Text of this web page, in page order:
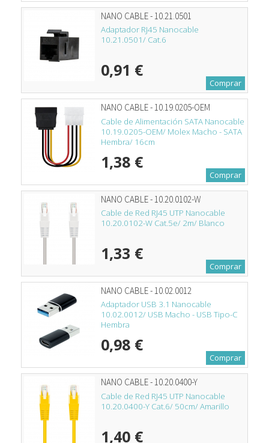
NANO CABLE - 10.21.0501
Adaptador RJ45 Nanocable
10.21.0501/ Cat.6
0,91 €
Comprar
NANO CABLE - 10.19.0205-OEM
Cable de Alimentación SATA Nanocable
10.19.0205-OEM/ Molex Macho - SATA
Hembra/ 16cm
1,38 €
Comprar
NANO CABLE - 10.20.0102-W
Cable de Red RJ45 UTP Nanocable
10.20.0102-W Cat.5e/ 2m/ Blanco
1,33 €
Comprar
NANO CABLE - 10.02.0012
Adaptador USB 3.1 Nanocable
10.02.0012/ USB Macho - USB Tipo-C
Hembra
0,98 €
Comprar
NANO CABLE - 10.20.0400-Y
Cable de Red RJ45 UTP Nanocable
10.20.0400-Y Cat.6/ 50cm/ Amarillo
1,40 €